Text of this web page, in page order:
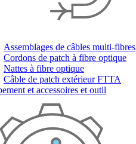
Assemblages de câbles multi-fibres
Cordons de patch à fibre optique
Nattes à fibre optique
Câble de patch extérieur FTTA
et accessoires et outil